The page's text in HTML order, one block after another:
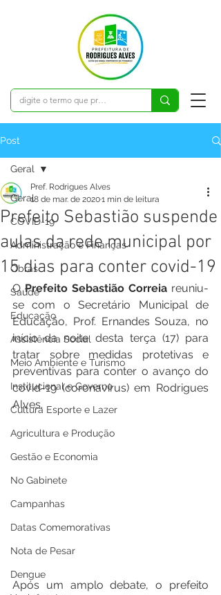
Post
Geral
COVID-19
Administração e Finanças
Obras
Saúde
Educação
Assistência Social
Meio Ambiente e Turismo
Institucional e Governo
Cultura Esporte e Lazer
Agricultura e Produção
Gestão e Economia
No Gabinete
Campanhas
Datas Comemorativas
Nota de Pesar
Dengue
Geral
Prefeito Sebastião suspende
aulas da rede municipal por
15 dias para conter covid-19
Pref. Rodrigues Alves
18 de mar. de 20201 min de leitura
O Prefeito Sebastião Correia reuniu-
se com o Secretário Municipal de
Educação, Prof. Ernandes Souza, no
início da noite desta terça (17) para
tratar sobre medidas protetivas e
preventivas para conter o avanço do
covid-19 (coronavírus) em Rodrigues
Alves.
Após um amplo debate, o prefeito